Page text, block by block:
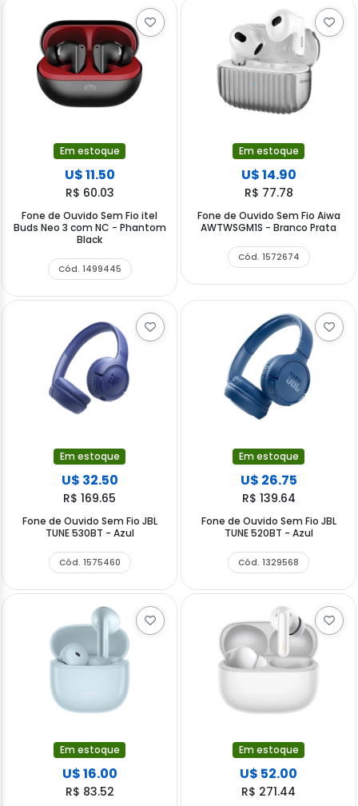
Em estoque
U$ 11.50
R$ 60.03
Fone de Ouvido Sem Fio itel
Buds Neo 3 com NC - Phantom
Black
Cód. 1499445
Em estoque
U$ 14.90
R$ 77.78
Fone de Ouvido Sem Fio Aiwa
AWTWSGM1S - Branco Prata
Cód. 1572674
Em estoque
U$ 32.50
R$ 169.65
Fone de Ouvido Sem Fio JBL
TUNE 530BT - Azul
Cód. 1575460
Em estoque
U$ 26.75
R$ 139.64
Fone de Ouvido Sem Fio JBL
TUNE 520BT - Azul
Cód. 1329568
Em estoque
U$ 16.00
R$ 83.52
Em estoque
U$ 52.00
R$ 271.44